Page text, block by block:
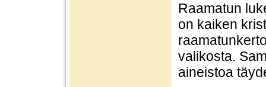
Raamatun
on kaiken
valikosta.
aineistoa